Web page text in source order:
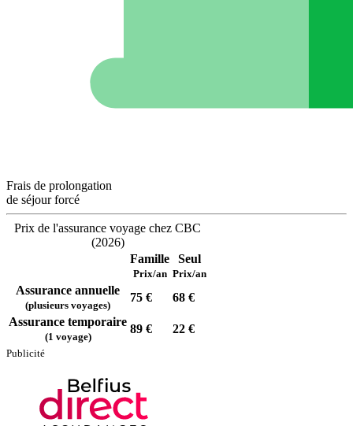
Frais de prolongation
de séjour forcé
Prix de l'assurance voyage chez CBC
(2026)
Famille
Prix/an
Seul
Prix/an
Assurance annuelle
(plusieurs voyages)
75 €
68 €
Assurance temporaire
(1 voyage)
89 € 22 €
Publicité